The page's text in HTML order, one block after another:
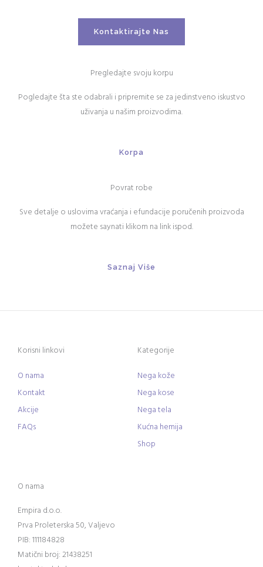
Kontaktirajte Nas
Pregledajte svoju korpu
Pogledajte šta ste odabrali i pripremite se za jedinstveno iskustvo
uživanja u našim proizvodima.
Korpa
Povrat robe
Sve detalje o uslovima vraćanja i efundacije poručenih proizvoda
možete saynati klikom na link ispod.
Saznaj Više
Korisni linkovi
O nama
Kontakt
Akcije
FAQs
Kategorije
Nega kože
Nega kose
Nega tela
Kućna hemija
Shop
O nama
Empira d.o.o.
Prva Proleterska 50, Valjevo
PIB: 111184828
Matični broj: 21438251